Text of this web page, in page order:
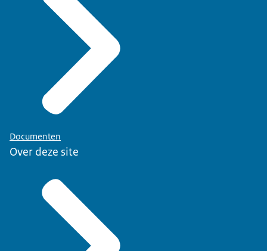
Documenten
Over deze site